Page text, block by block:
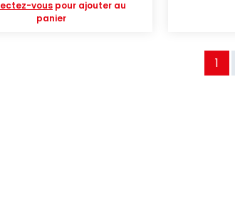
vous pour ajouter au
panier
1